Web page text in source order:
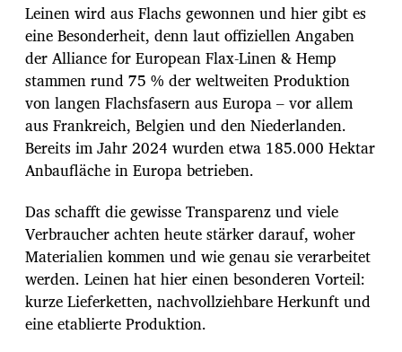
Leinen wird aus Flachs gewonnen und hier gibt es
eine Besonderheit, denn laut offiziellen Angaben
der Alliance for European Flax-Linen & Hemp
stammen rund 75 % der weltweiten Produktion
von langen Flachsfasern aus Europa – vor allem
aus Frankreich, Belgien und den Niederlanden.
Bereits im Jahr 2024 wurden etwa 185.000 Hektar
Anbaufläche in Europa betrieben.
Das schafft die gewisse Transparenz und viele
Verbraucher achten heute stärker darauf, woher
Materialien kommen und wie genau sie verarbeitet
werden. Leinen hat hier einen besonderen Vorteil:
kurze Lieferketten, nachvollziehbare Herkunft und
eine etablierte Produktion.